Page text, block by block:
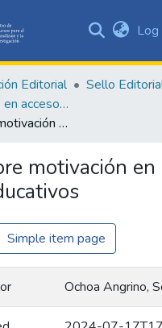
&
Collections
Statistics
Log
Editorial
Sello
Editorial - Libros en acceso abierto
Estudios sobre motivación en contextos educativos
motivación en
Simple item page
Ochoa Angrino,